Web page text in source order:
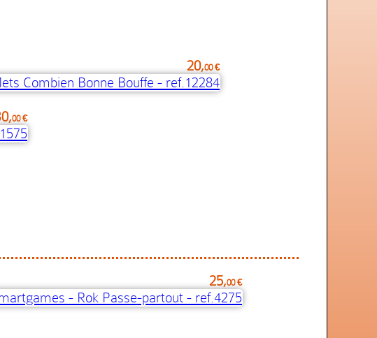
20,00 €
00 €
25,00 €